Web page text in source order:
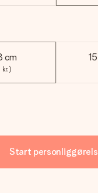
cm
kr.)
Start